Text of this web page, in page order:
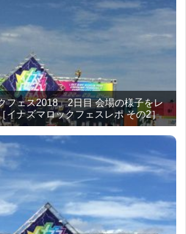
フェス2018」2日目 会場の様子をレ
イナズマロックフェスレポ その2］